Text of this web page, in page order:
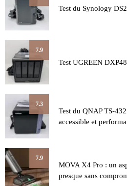
Test du Synology
7.9
Test UGREEN
7.3
Test du QNAP TS-
accessible et
7.9
MOVA X4 Pro : un
presque sans